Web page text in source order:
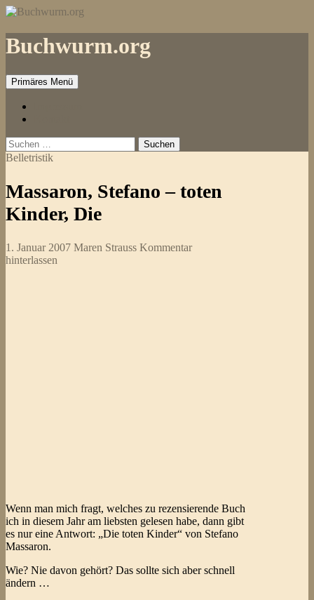
Zum
springen
Buchwurm.org
Primäres Menü
Suchen
nach:
Belletristik
Massaron, Stefano – toten
Kinder, Die
1. Januar 2007 Maren Strauss Kommentar
hinterlassen
Wenn man mich fragt, welches zu rezensierende Buch
ich in diesem Jahr am liebsten gelesen habe, dann gibt
es nur eine Antwort: „Die toten Kinder“ von Stefano
Massaron.
Wie? Nie davon gehört? Das sollte sich aber schnell
ändern …